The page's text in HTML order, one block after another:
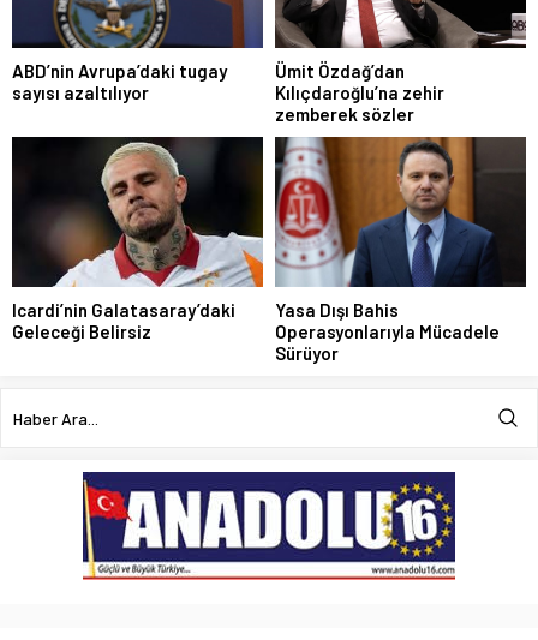
ABD’nin Avrupa’daki tugay
sayısı azaltılıyor
Ümit Özdağ’dan
Kılıçdaroğlu’na zehir
zemberek sözler
Icardi’nin Galatasaray’daki
Geleceği Belirsiz
Yasa Dışı Bahis
Operasyonlarıyla Mücadele
Sürüyor